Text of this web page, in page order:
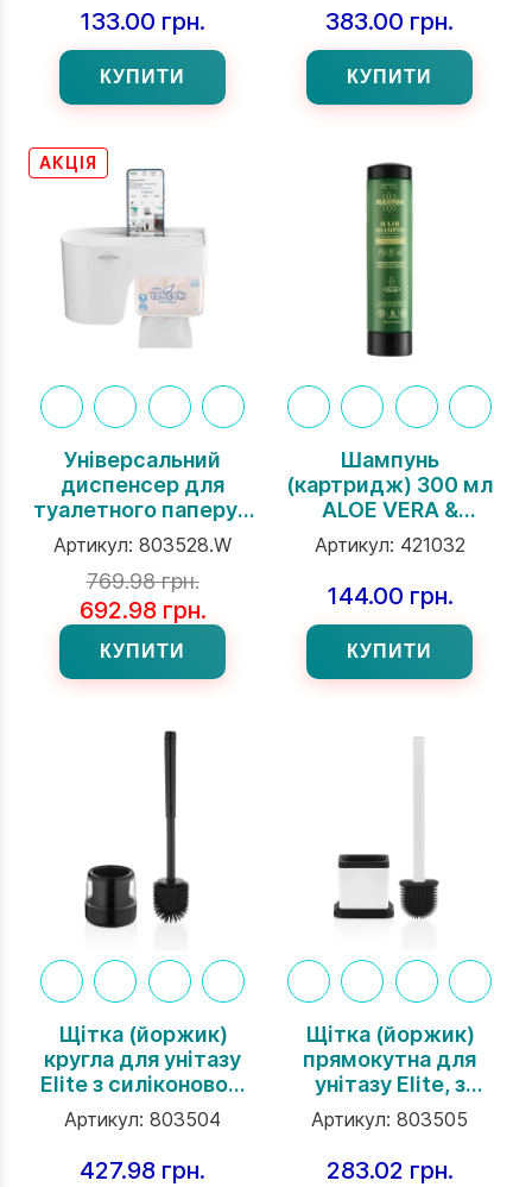
133.00 грн.
КУПИТИ
383.00 грн.
КУПИТИ
АКЦІЯ
Універсальний
диспенсер для
туалетного паперу з
поличкою, білий,
Rulopak
Артикул: 803528.W
769.98 грн.
692.98 грн.
КУПИТИ
Шампунь
(картридж) 300 мл
ALOE VERA &
VITAMIN E торгової
марки Rulopak
Артикул: 421032
144.00 грн.
КУПИТИ
Щітка (йоржик)
кругла для унітазу
Elite з силіконовою
щетиною, Rulopak
Артикул: 803504
427.98 грн.
Щітка (йоржик)
прямокутна для
унітазу Elite, з
силіковновою
щетиною, Rulopak
Артикул: 803505
283.02 грн.